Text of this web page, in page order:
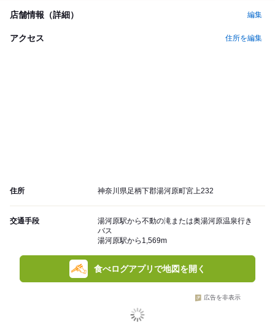
店舗情報（詳細） 編集
アクセス 住所を編集
住所 神奈川県足柄下郡湯河原町宮上232
交通手段
湯河原駅から不動の滝または奥湯河原温泉行き
バス
湯河原駅から1,569m
食べログアプリで地図を開く
広告を非表示